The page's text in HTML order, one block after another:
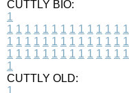
CUTTLY BIO:
1
1 1 1 1 1 1 1 1 1 1 1 1 1 1
1 1 1 1 1 1 1 1 1 1 1 1 1 1
1 1 1 1 1 1 1 1 1 1 1 1 1 1
1
CUTTLY OLD:
1